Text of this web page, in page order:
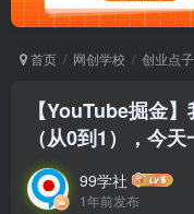
首页 网创学校 创业点子
【YouTube掘金
（从0到1），今
99学社
1年前发布